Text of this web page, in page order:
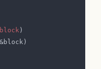
block